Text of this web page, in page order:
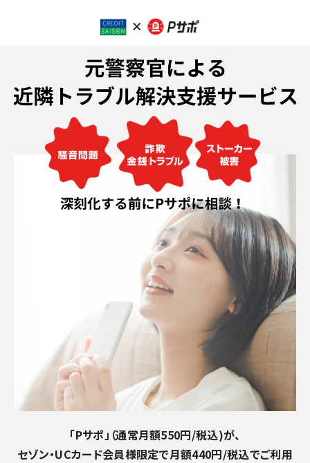
「Pサポ」（通常月額550円/税込)が、
セゾン・UCカード会員様限定で月額440円/税込でご利用